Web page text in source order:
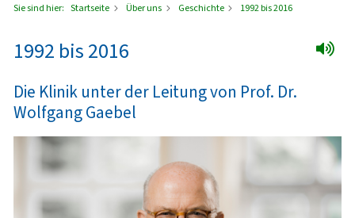
Sie sind hier: Startseite Über uns Geschichte 1992 bis 2016
1992 bis 2016
Die Klinik unter der Leitung von Prof. Dr.
Wolfgang Gaebel